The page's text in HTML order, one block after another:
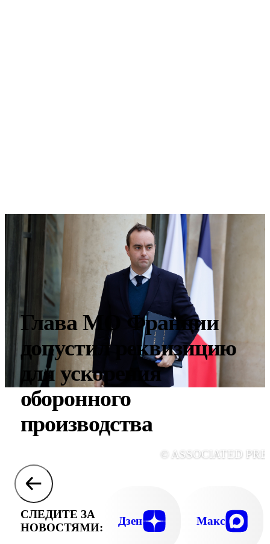
Глава МО Франции
допустил реквизицию
для ускорения
оборонного
производства
© ASSOCIATED
СЛЕДИТЕ ЗА
НОВОСТЯМИ:
Дзен Макс